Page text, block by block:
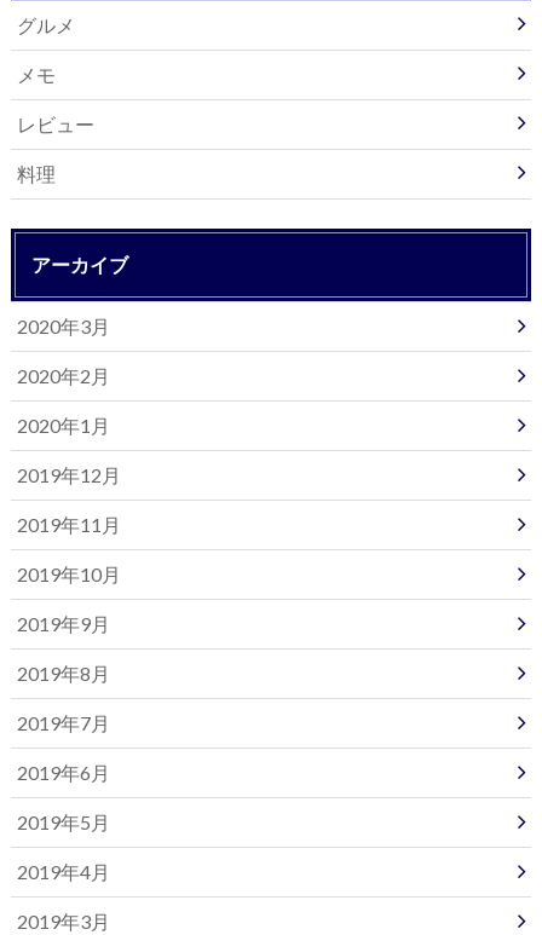
グルメ
メモ
レビュー
料理
アーカイブ
2020年3月
2020年2月
2020年1月
2019年12月
2019年11月
2019年10月
2019年9月
2019年8月
2019年7月
2019年6月
2019年5月
2019年4月
2019年3月